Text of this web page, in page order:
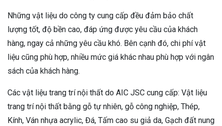
Những vật liệu do công ty cung cấp đều đảm bảo chất
lượng tốt, độ bền cao, đáp ứng được yêu cầu của khách
hàng, ngay cả những yêu cầu khó. Bên cạnh đó, chi phí vật
liệu cũng phù hợp, nhiều mức giá khác nhau phù hợp với ngân
sách của khách hàng.
Các vật liệu trang trí nội thất do AIC JSC cung cấp: Vật liệu
trang trí nội thất bằng gỗ tự nhiên, gỗ công nghiệp, Thép,
Kính, Ván nhựa acrylic, Đá, Tấm cao su giả da, Gạch đất nung